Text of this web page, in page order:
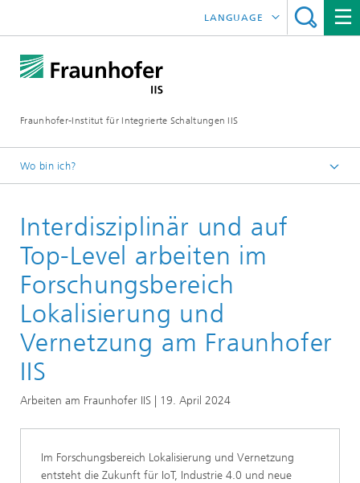
Fraunhofer-Institut für Integrierte Schaltungen IIS
LANGUAGE
中文
Wo bin ich?
Online-Magazin
Panorama
Interdisziplinär und auf
Top-Level arbeiten im
Forschungsbereich
Lokalisierung und
Vernetzung am Fraunhofer
IIS
Arbeiten am Fraunhofer IIS | 19. April 2024
Im Forschungsbereich Lokalisierung und Vernetzung
entsteht die Zukunft für IoT, Industrie 4.0 und neue